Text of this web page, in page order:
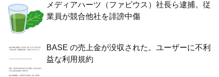
メディアハーツ（ファビウス）社長ら逮捕。従
業員が競合他社を誹謗中傷
BASE の売上金が没収された。ユーザーに不利
益な利用規約